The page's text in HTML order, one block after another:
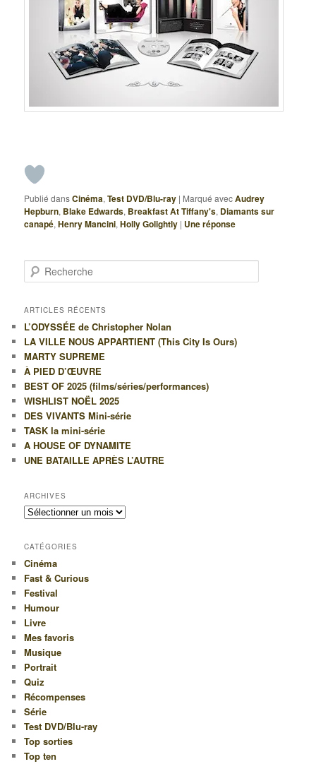
Publié dansCinéma,Test DVD/Blu-ray | Marqué avecAudrey
Hepburn, Blake Edwards, Breakfast At Tiffany's, Diamants sur
canapé,Henry Mancini,Holly Golightly | Uneréponse
e
h
r
c
h
e
ARTICLES RÉCENTS
L’ODYSSÉE de Christopher Nolan
LA VILLE NOUS APPARTIENT (This City Is Ours)
MARTY SUPREME
À PIED D’ŒUVRE
BEST OF 2025 (films/séries/performances)
WISHLIST NOËL 2025
DES VIVANTS Mini-série
TASK la mini-série
A HOUSE OF DYNAMITE
UNE BATAILLE APRÈS L’AUTRE
ARCHIVES
Archives
CATÉGORIES
Cinéma
Fast & Curious
Festival
Humour
Livre
Mes favoris
Musique
Portrait
Quiz
Récompenses
Série
Test DVD/Blu-ray
Top sorties
Top ten